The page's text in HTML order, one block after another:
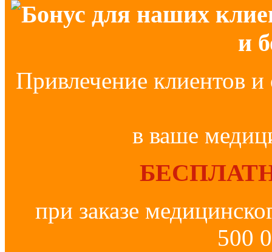
Бонус для наших
и
Привлечение клиентов и
в ваше
при заказе
500